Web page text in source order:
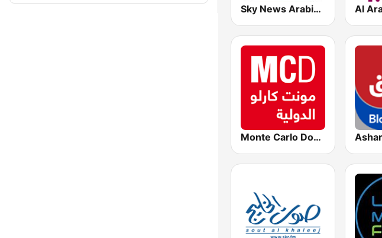
Sky News Arabia (سكاي نيوز عربية)
Monte Carlo Doualiya